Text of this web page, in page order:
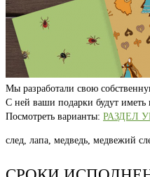
Мы разработали свою
С ней ваши подарки будут
Посмотреть варианты: РАЗДЕЛ
след, лапа, медведь, медвежий